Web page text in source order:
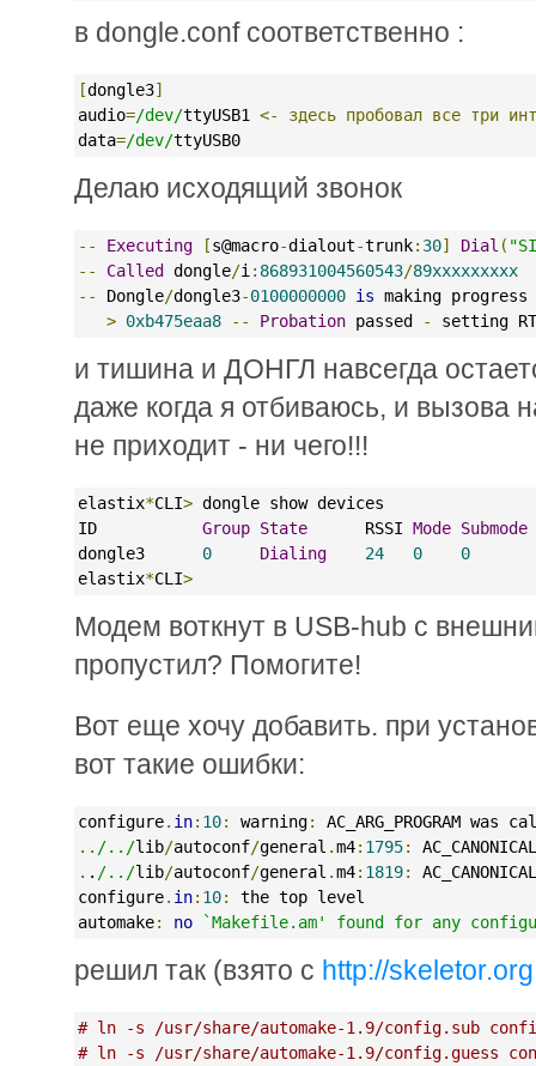
в dongle.conf соответственно :
[dongle3]
audio=/dev/ttyUSB1 <- здесь пробовал все три
data=/dev/ttyUSB0
Делаю исходящий звонок
-- Executing [s@macro-dialout-trunk: 30] Dial (
--
Called dongle/i : 868931004560543/89xxxxxxxxx
--
Dongle/dongle3-0100000000 is making
> 0xb475eaa8 -- Probation passed - setting
и тишина и ДОНГЛ навсегда
даже когда я отбиваюсь, и вызова
не приходит - ни чего!!!
elastix*CLI> dongle show devices
ID Group State RSSI Mode Submode
dongle3 0 Dialing 24 0 0
elastix*CLI>
Модем воткнут в USB-hub с
пропустил? Помогите!
Вот еще хочу добавить. при
вот такие ошибки:
configure. in: 10: warning:
AC_ARG_PROGRAM was
.. /../lib/autoconf/general .m4: 1795:
. . /../lib/autoconf/general .m4: 1819:
configure. in: 10:
the top level
automake: no `Makefile.am' found for any
решил так (взято с http://
# ln -s /usr/share/automake-1.9/config.sub
# ln -s /usr/share/automake-1.9/config.guess